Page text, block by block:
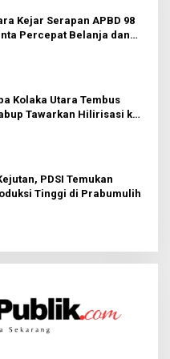
Kejar Serapan APBD 98
Percepat Belanja dan
Kolaka Utara Tembus
Tawarkan Hilirisasi ke
PDSI Temukan
Tinggi di Prabumulih